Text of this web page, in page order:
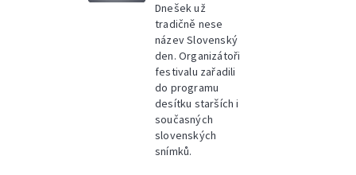
Dnešek už
tradičně nese
název Slovenský
den. Organizátoři
festivalu zařadili
do programu
desítku starších i
současných
slovenských
snímků.